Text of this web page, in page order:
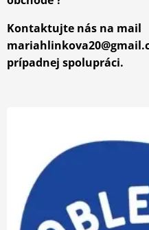
Kontaktujte nás na mail
prípadnej spolupráci.